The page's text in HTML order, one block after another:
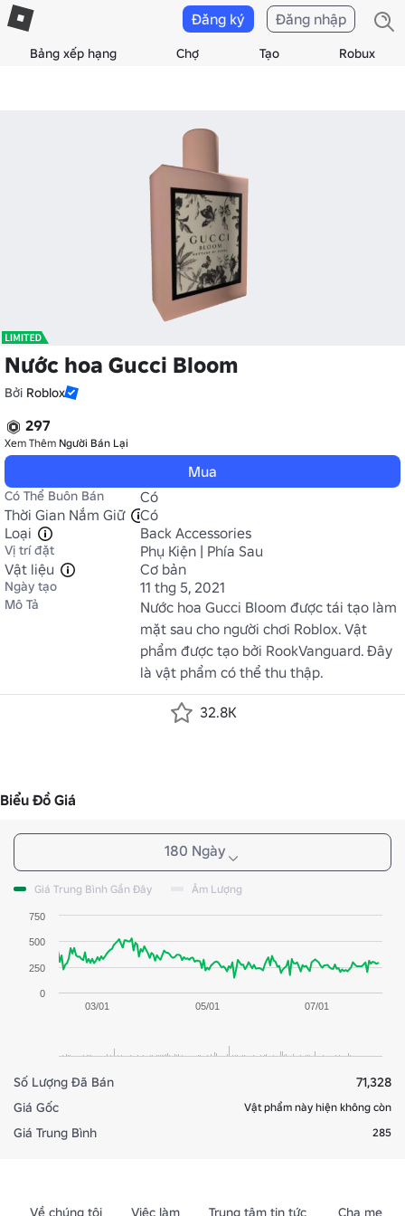
Bảng xếp hạng Chợ Tạo Robux
Đăng ký Đăng nhập
Nước hoa Gucci Bloom
Bởi Roblox
297
Xem Thêm Người Bán Lại
Mua
Có Thể Buôn Bán
Có
Thời Gian Nắm Giữ
Có
Loại
Back Accessories
Vị trí đặt
Phụ Kiện | Phía Sau
Vật liệu
Cơ bản
Ngày tạo 11 thg 5, 2021
Mô Tả
Nước hoa Gucci Bloom được tái tạo làm
mặt sau cho người chơi Roblox. Vật
phẩm được tạo bởi RookVanguard. Đây
là vật phẩm có thể thu thập.
32.8K
Biểu Đồ Giá
180 Ngày
Giá Trung Bình Gần Đây Âm Lượng
03/01 05/01 07/01
0
250
500
750
Số Lượng Đã Bán
71,328
Giá Gốc
Vật phẩm này hiện không còn
Giá Trung Bình 285
Về chúng tôi Việc làm Trung tâm tin tức Cha mẹ